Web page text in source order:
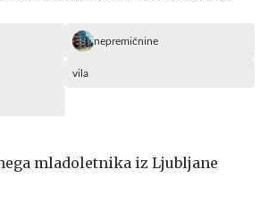
nepremičnine
vila
mladoletnika iz Ljubljane